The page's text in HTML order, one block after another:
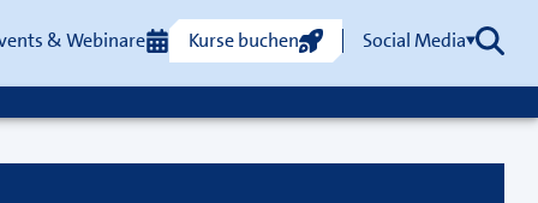
& Webinare Kurse buchen Social Media